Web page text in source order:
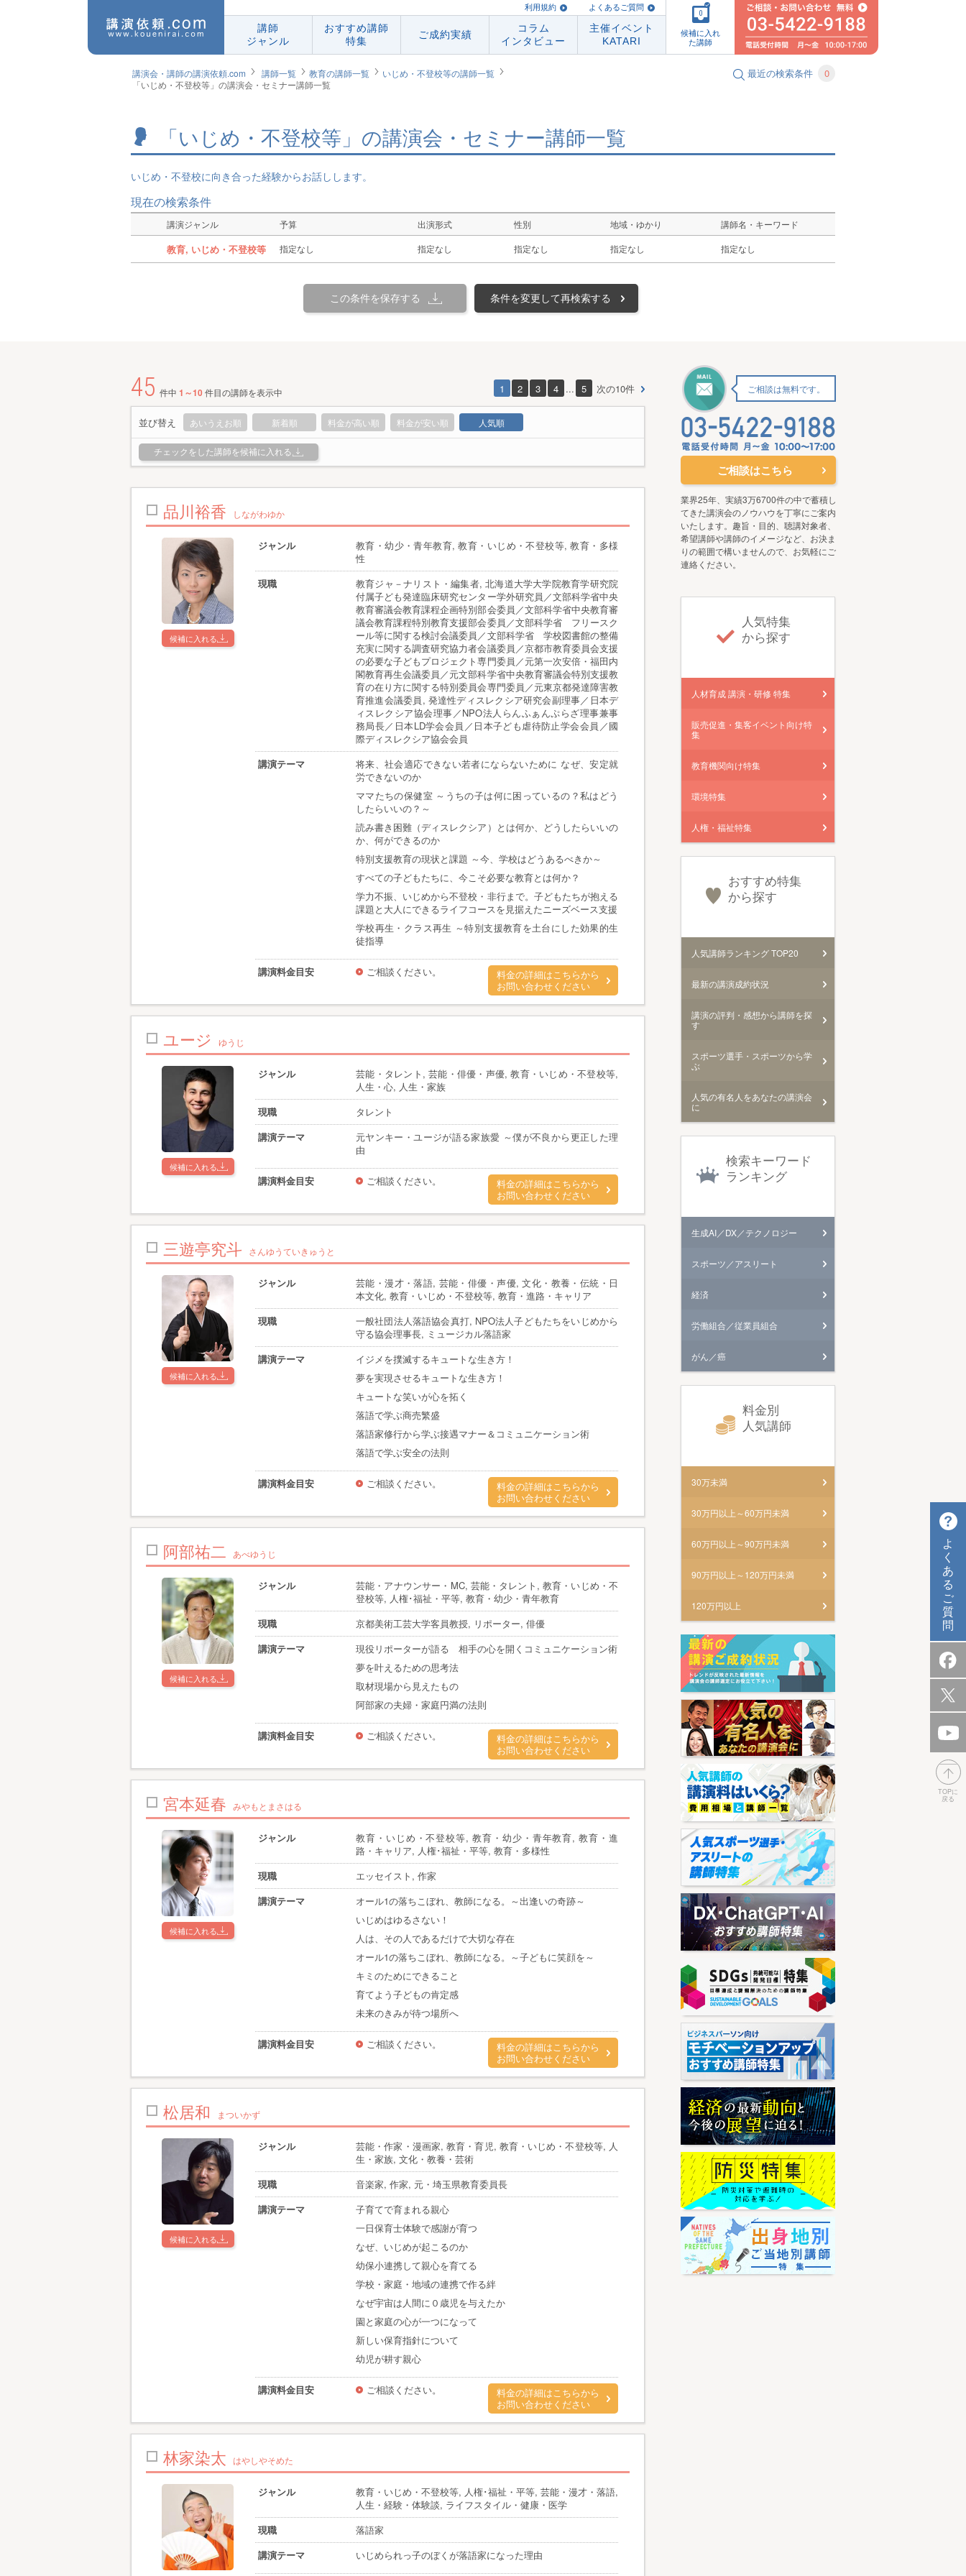
利用規約 よくあるご質問
講師
ジャンル
おすすめ講師
特集
ご成約実績
コラム
インタビュー
主催イベント
KATARI
0
候補に入れ
た講師
講演会・講師の講演依頼.com 講師一覧 教育の講師一覧
いじめ・不登校等の講師一覧
「いじめ・不登校等」の講演会・セミナー講師一覧
最近の検索条件 0
「いじめ・不登校等」の講演会・セミナー講師一覧
いじめ・不登校に向き合った経験からお話しします。
現在の検索条件
講演ジャンル 予算 出演形式 性別 地域・ゆかり 講師名・キーワード
教育, いじめ・不登校等 指定なし 指定なし 指定なし 指定なし 指定なし
この条件を保存する 条件を変更して再検索する
45 件中 1～10件目の講師を表示中 1 2 3 4 ... 5 次の10件
並び替え あいうえお順 新着順 料金が高い順 料金が安い順 人気順
チェックをした講師を候補に入れる
品川裕香 しながわゆか
候補に入れる
ジャンル
教育・幼少・青年教育, 教育・いじめ・不登校等, 教育・多様
性
現職
教育ジャ－ナリスト・編集者, 北海道大学大学院教育学研究院
付属子ども発達臨床研究センター学外研究員／文部科学省中央
教育審議会教育課程企画特別部会委員／文部科学省中央教育審
議会教育課程特別教育支援部会委員／文部科学省 フリースク
ール等に関する検討会議委員／文部科学省 学校図書館の整備
充実に関する調査研究協力者会議委員／京都市教育委員会支援
の必要な子どもプロジェクト専門委員／元第一次安倍・福田内
閣教育再生会議委員／元文部科学省中央教育審議会特別支援教
育の在り方に関する特別委員会専門委員／元東京都発達障害教
育推進会議委員, 発達性ディスレクシア研究会副理事／日本デ
ィスレクシア協会理事／NPO法人らんふぁんぷらざ理事兼事
務局長／日本LD学会会員／日本子ども虐待防止学会会員／國
際ディスレクシア協会会員
講演テーマ
将来、社会適応できない若者にならないために なぜ、安定就
労できないのか
ママたちの保健室 ～うちの子は何に困っているの？私はどう
したらいいの？～
読み書き困難（ディスレクシア）とは何か、どうしたらいいの
か、何ができるのか
特別支援教育の現状と課題 ～今、学校はどうあるべきか～
すべての子どもたちに、今こそ必要な教育とは何か？
学力不振、いじめから不登校・非行まで。子どもたちが抱える
課題と大人にできるライフコースを見据えたニーズベース支援
学校再生・クラス再生 ～特別支援教育を土台にした効果的生
徒指導
講演料金目安 ご相談ください。
料金の詳細はこちらから
お問い合わせください
ユージ ゆうじ
候補に入れる
ジャンル
芸能・タレント, 芸能・俳優・声優, 教育・いじめ・不登校等,
人生・心, 人生・家族
現職
タレント
講演テーマ
元ヤンキー・ユージが語る家族愛 ～僕が不良から更正した理
由
講演料金目安 ご相談ください。
料金の詳細はこちらから
お問い合わせください
三遊亭究斗 さんゆうていきゅうと
候補に入れる
ジャンル
芸能・漫才・落語, 芸能・俳優・声優, 文化・教養・伝統・日
本文化, 教育・いじめ・不登校等, 教育・進路・キャリア
現職
一般社団法人落語協会真打, NPO法人子どもたちをいじめから
守る協会理事長, ミュージカル落語家
講演テーマ
イジメを撲滅するキュートな生き方！
夢を実現させるキュートな生き方！
キュートな笑いが心を拓く
落語で学ぶ商売繁盛
落語家修行から学ぶ接遇マナー＆コミュニケーション術
落語で学ぶ安全の法則
講演料金目安 ご相談ください。
料金の詳細はこちらから
お問い合わせください
阿部祐二 あべゆうじ
候補に入れる
ジャンル
芸能・アナウンサー・MC, 芸能・タレント, 教育・いじめ・不
登校等, 人権･福祉・平等, 教育・幼少・青年教育
現職
京都美術工芸大学客員教授, リポーター, 俳優
講演テーマ
現役リポーターが語る 相手の心を開くコミュニケーション術
夢を叶えるための思考法
取材現場から見えたもの
阿部家の夫婦・家庭円満の法則
講演料金目安 ご相談ください。
料金の詳細はこちらから
お問い合わせください
宮本延春 みやもとまさはる
候補に入れる
ジャンル
教育・いじめ・不登校等, 教育・幼少・青年教育, 教育・進
路・キャリア, 人権･福祉・平等, 教育・多様性
現職
エッセイスト, 作家
講演テーマ
オール1の落ちこぼれ、教師になる。～出逢いの奇跡～
いじめはゆるさない！
人は、その人であるだけで大切な存在
オール1の落ちこぼれ、教師になる。～子どもに笑顔を～
キミのためにできること
育てよう子どもの肯定感
未来のきみが待つ場所へ
講演料金目安 ご相談ください。
料金の詳細はこちらから
お問い合わせください
松居和 まついかず
候補に入れる
ジャンル
芸能・作家・漫画家, 教育・育児, 教育・いじめ・不登校等, 人
生・家族, 文化・教養・芸術
現職
音楽家, 作家, 元・埼玉県教育委員長
講演テーマ
子育てで育まれる親心
一日保育士体験で感謝が育つ
なぜ、いじめが起こるのか
幼保小連携して親心を育てる
学校・家庭・地域の連携で作る絆
なぜ宇宙は人間に０歳児を与えたか
園と家庭の心が一つになって
新しい保育指針について
幼児が耕す親心
講演料金目安 ご相談ください。
料金の詳細はこちらから
お問い合わせください
林家染太 はやしやそめた
ジャンル
教育・いじめ・不登校等, 人権･福祉・平等, 芸能・漫才・落語,
人生・経験・体験談, ライフスタイル・健康・医学
現職
落語家
講演テーマ
いじめられっ子のぼくが落語家になった理由
ご相談は無料です。
ご相談はこちら
業界25年、実績3万6700件の中で蓄積し
てきた講演会のノウハウを丁寧にご案内
いたします。趣旨・目的、聴講対象者、
希望講師や講師のイメージなど、お決ま
りの範囲で構いませんので、お気軽にご
連絡ください。
人気特集
から探す
人材育成 講演・研修 特集
販売促進・集客イベント向け特
集
教育機関向け特集
環境特集
人権・福祉特集
おすすめ特集
から探す
人気講師ランキング TOP20
最新の講演成約状況
講演の評判・感想から講師を探
す
スポーツ選手・スポーツから学
ぶ
人気の有名人をあなたの講演会
に
検索キーワード
ランキング
生成AI／DX／テクノロジー
スポーツ／アスリート
経済
労働組合／従業員組合
がん／癌
料金別
人気講師
30万未満
30万円以上～60万円未満
60万円以上～90万円未満
90万円以上～120万円未満
120万円以上
よ
く
あ
る
ご
質
問
TOPに
戻る